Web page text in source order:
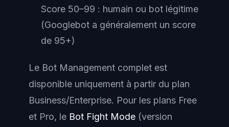
Score 50–99 : humain ou bot légitime
(Googlebot a généralement un score
de 95+)
Le Bot Management complet est
disponible uniquement à partir du plan
Business/Enterprise. Pour les plans Free
et Pro, le Bot Fight Mode (version